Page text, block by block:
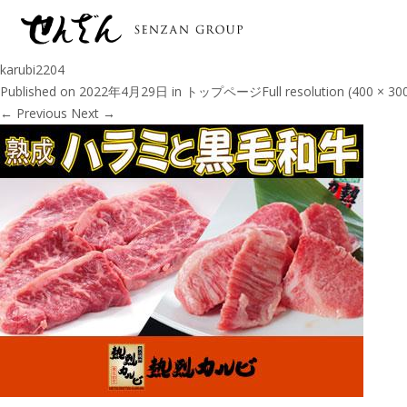
karubi2204
Published on 2022年4月29日 in トップページFull resolution (400 ×
← Previous Next →